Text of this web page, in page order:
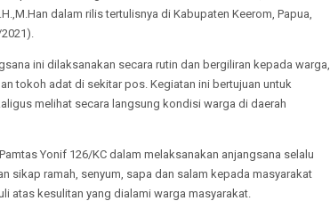
dalam rilis tertulisnya di Kabupaten Keerom, Papua,
ini dilaksanakan secara rutin dan bergiliran kepada warga,
tokoh adat di sekitar pos. Kegiatan ini bertujuan untuk
melihat secara langsung kondisi warga di daerah
Yonif 126/KC dalam melaksanakan anjangsana selalu
sikap ramah, senyum, sapa dan salam kepada masyarakat
atas kesulitan yang dialami warga masyarakat.